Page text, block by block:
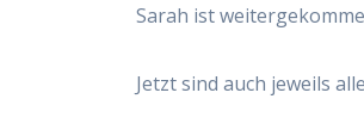
Sarah ist
Jetzt sind auch jeweils